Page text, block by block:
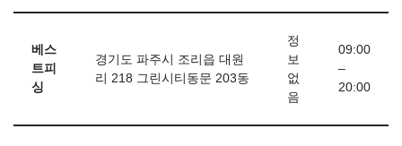
베스
트피
싱
경기도 파주시 조리읍 대원
리 218 그린시티동문 203동
정
보
없
음
09:00
–
20:00